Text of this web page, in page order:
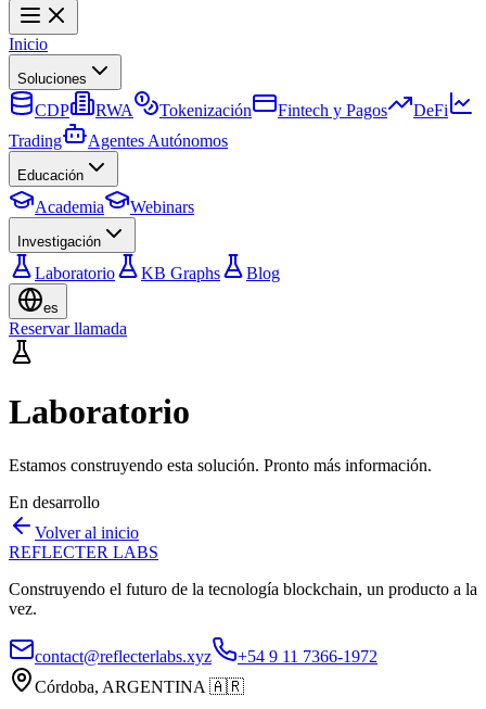
Inicio
Soluciones
CDP RWA Tokenización Fintech y Pagos
DeFi
Trading
Agentes Autónomos
Educación
Academia Webinars
Investigación
Laboratorio KB Graphs Blog
es
Reservar llamada
Laboratorio
Estamos construyendo esta solución. Pronto más información.
En desarrollo
Volver al inicio
REFLECTER LABS
Construyendo el futuro de la tecnología blockchain, un producto a la
vez.
contact@reflecterlabs.xyz
+54 9 11 7366-1972
Córdoba, ARGENTINA 🇦🇷